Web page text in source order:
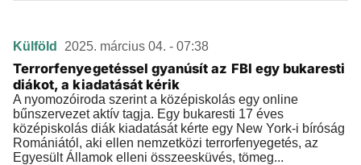
Külföld 2025. március 04. - 07:38
Terrorfenyegetéssel gyanúsít az FBI egy bukaresti
diákot, a kiadatását kérik
A nyomozóiroda szerint a középiskolás egy online
bűnszervezet aktív tagja. Egy bukaresti 17 éves
középiskolás diák kiadatását kérte egy New York-i bíróság
Romániától, aki ellen nemzetközi terrorfenyegetés, az
Egyesült Államok elleni összeesküvés, tömeg...